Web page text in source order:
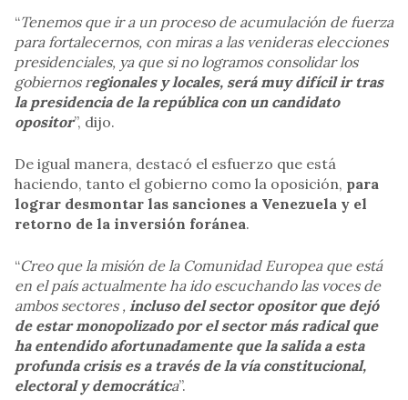
“Tenemos que ir a un proceso de acumulación de fuerza
para fortalecernos, con miras a las venideras elecciones
presidenciales, ya que si no logramos consolidar los
gobiernos regionales y locales, será muy difícil ir tras
la presidencia de la república con un candidato
opositor”, dijo.
De igual manera, destacó el esfuerzo que está
haciendo, tanto el gobierno como la oposición, para
lograr desmontar las sanciones a Venezuela y el
retorno de la inversión foránea.
“Creo que la misión de la Comunidad Europea que está
en el país actualmente ha ido escuchando las voces de
ambos sectores , incluso del sector opositor que dejó
de estar monopolizado por el sector más radical que
ha entendido afortunadamente que la salida a esta
profunda crisis es a través de la vía constitucional,
electoral y democrática”.